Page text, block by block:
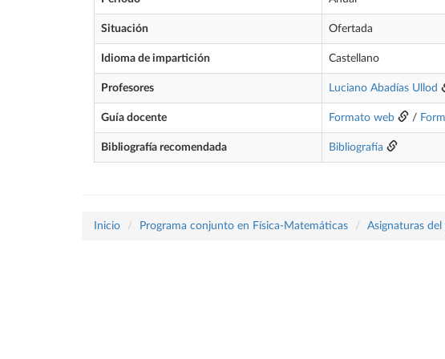
Situación Ofertada
Idioma de impartición Castellano
Profesores Luciano Abadías Ullod
Guía docente Formato web /
Bibliografía recomendada Bibliografía
Inicio Programa conjunto en Física-Matemáticas Asignaturas